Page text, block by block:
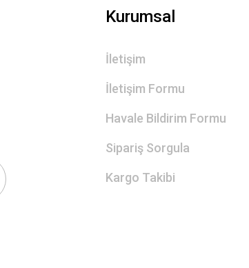
Kurumsal
İletişim
İletişim Formu
Havale Bildirim Formu
Sipariş Sorgula
Kargo Takibi